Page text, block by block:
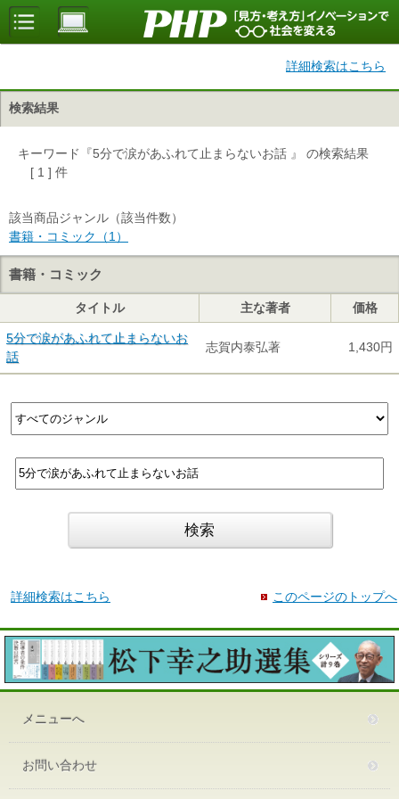
詳細検索はこちら
検索結果
キーワード『5分で涙があふれて止まらないお話 』 の検索結果
[ 1 ] 件
該当商品ジャンル（該当件数）
書籍・コミック（1）
書籍・コミック
タイトル 主な著者 価格
5分で涙があふれて止まらないお
話
志賀内泰弘著 1,430円
詳細検索はこちら このページのトップへ
メニューへ
お問い合わせ